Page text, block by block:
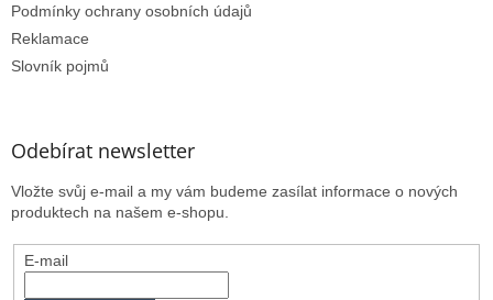
Podmínky ochrany osobních údajů
Reklamace
Slovník pojmů
Odebírat newsletter
Vložte svůj e-mail a my vám budeme zasílat informace o nových
produktech na našem e-shopu.
E-mail